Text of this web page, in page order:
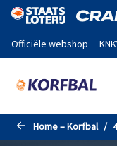
Naar de hoofdinhoud
Officiële webshop
Home – Korfbal